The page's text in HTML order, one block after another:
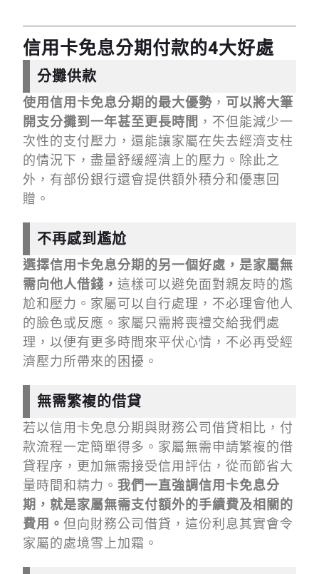
信用卡免息分期付款的4大好處
分攤供款
使用信用卡免息分期的最大優勢 ， 可以將大筆
開支分攤到一年甚至更長時間 ，不但能減少一
次性的支付壓力，還能讓家屬在失去經濟支柱
的情況下，盡量舒緩經濟上的壓力。除此之
外，有部份銀行還會提供額外積分和優惠回
贈。
不再感到尷尬
選擇信用卡免息分期的另一個好處，是家屬無
需向他人借錢，這樣可以避免面對親友時的尷
尬和壓力。家屬可以自行處理，不必理會他人
的臉色或反應。家屬只需將喪禮交給我們處
理，以便有更多時間來平伏心情，不必再受經
濟壓力所帶來的困擾。
無需繁複的借貸
若以信用卡免息分期與財務公司借貸相比，付
款流程一定簡單得多。家屬無需申請繁複的借
貸程序，更加無需接受信用評估，從而節省大
量時間和精力。我們一直強調信用卡免息分
期，就是家屬無需支付額外的手續費及相關的
費用。但向財務公司借貸，這份利息其實會令
家屬的處境雪上加霜。